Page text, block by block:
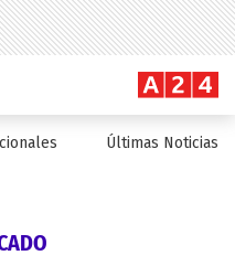
Últimas Noticias